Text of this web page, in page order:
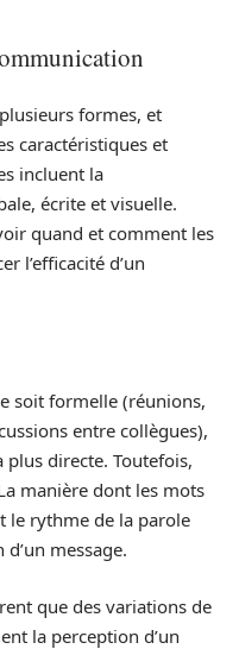
formes, et
caractéristiques et
incluent la
écrite et visuelle.
quand et comment les
l’efficacité d’un
soit formelle (réunions,
entre collègues),
directe. Toutefois,
manière dont les mots
le rythme de la parole
message.
que des variations de
la perception d’un